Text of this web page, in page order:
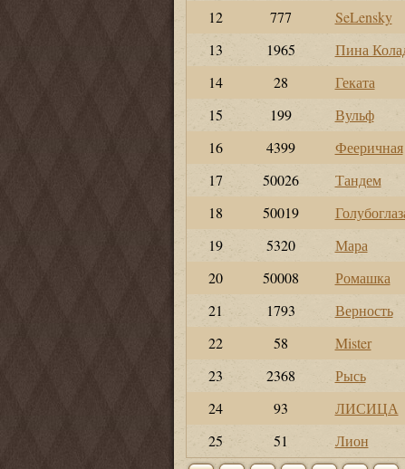
12
777 SeLensky
13
1965 Пина
14
28 Геката
15
199 Вульф
16
4399 Фееричная
17
50026 Тандем
18
50019
19
5320 Мара
20
50008 Ромашка
21
1793 Верность
22
58 Mister
23
2368 Рысь
24
93 ЛИСИЦА
25
51 Лион